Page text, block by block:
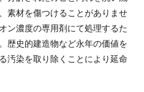
素材を傷つけることがありませ
ン濃度の専用剤にて処理するた
歴史的建造物など永年の価値を
汚染を取り除くことにより延命